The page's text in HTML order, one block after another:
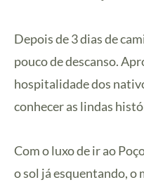
Depois de 3 dias de
pouco de descanso.
hospitalidade dos
conhecer as lindas
Com o luxo de ir ao
o sol já esquentando, o